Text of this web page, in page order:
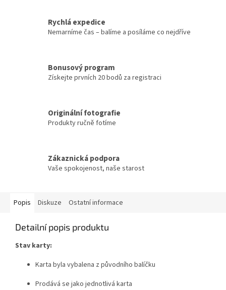
Rychlá expedice
Nemarníme čas – balíme a posíláme co nejdříve
Bonusový program
Získejte prvních 20 bodů za registraci
Originální fotografie
Produkty ručně fotíme
Zákaznická podpora
Vaše spokojenost, naše starost
Popis Diskuze Ostatní informace
Detailní popis produktu
Stav karty:
Karta byla vybalena z původního balíčku
Prodává se jako jednotlivá karta